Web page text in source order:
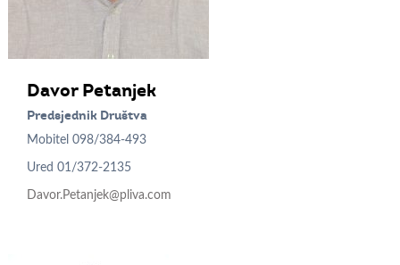
DavorPetanjek
Predsjednik Društva
Mobitel098/384-493
Ured01/372-2135
Davor.Petanjek@pliva.com